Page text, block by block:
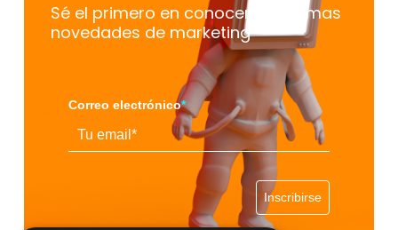
Sé el primero en conocer las últimas
novedades de marketing
Correo electrónico*
Inscribirse